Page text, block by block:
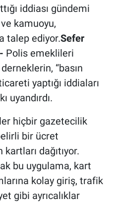
iddiası gündemi
kamuoyu,
talep ediyor.Sefer
Polis emeklileri
“basın
yaptığı iddiaları
uyandırdı.
hiçbir gazetecilik
bir ücret
kartları dağıtıyor.
bu uygulama, kart
kolay giriş, trafik
gibi ayrıcalıklar